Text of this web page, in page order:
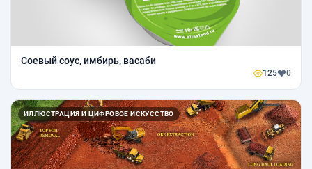
Соевый соус, имбирь, васаби
125 0
ИЛЛЮСТРАЦИЯ И ЦИФРОВОЕ ИСКУССТВО